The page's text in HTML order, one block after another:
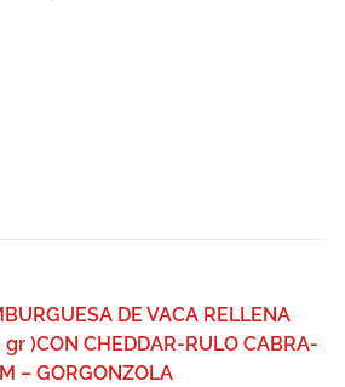
DE VACA RELLENA
)CON CHEDDAR-RULO CABRA-
– GORGONZOLA